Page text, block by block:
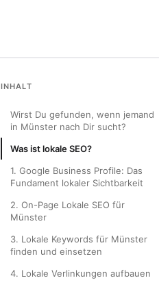
INHALT
Wirst Du gefunden, wenn jemand
in Münster nach Dir sucht?
Was ist lokale SEO?
1. Google Business Profile: Das
Fundament lokaler Sichtbarkeit
2. On-Page Lokale SEO für
Münster
3. Lokale Keywords für Münster
finden und einsetzen
4. Lokale Verlinkungen aufbauen